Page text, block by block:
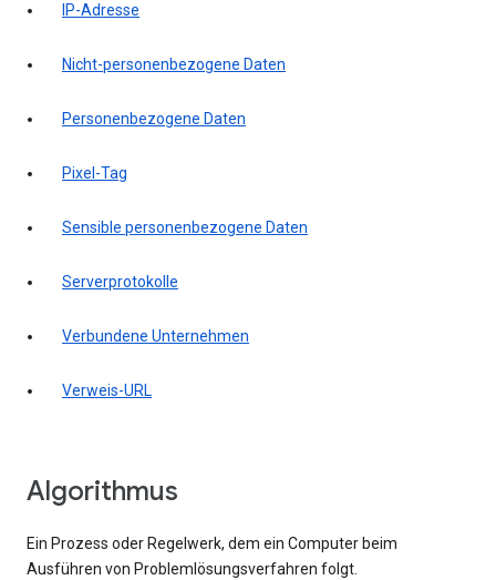
IP-Adresse
Nicht-personenbezogene Daten
Personenbezogene Daten
Pixel-Tag
Sensible personenbezogene Daten
Serverprotokolle
Verbundene Unternehmen
Verweis-URL
Algorithmus
Ein Prozess oder Regelwerk, dem ein Computer beim
Ausführen von Problemlösungsverfahren folgt.